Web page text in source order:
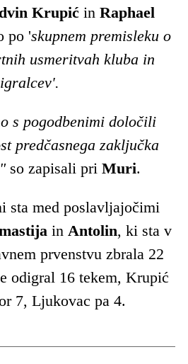
Krupić in Raphael
po 'skupnem premisleku o
usmeritvah kluba in
igralcev'.
s pogodbenimi določili
predčasnega zaključka
so zapisali pri Muri.
sta med poslavljajočimi
in Antolin, ki sta v
prvenstvu zbrala 22
odigral 16 tekem, Krupić
7, Ljukovac pa 4.